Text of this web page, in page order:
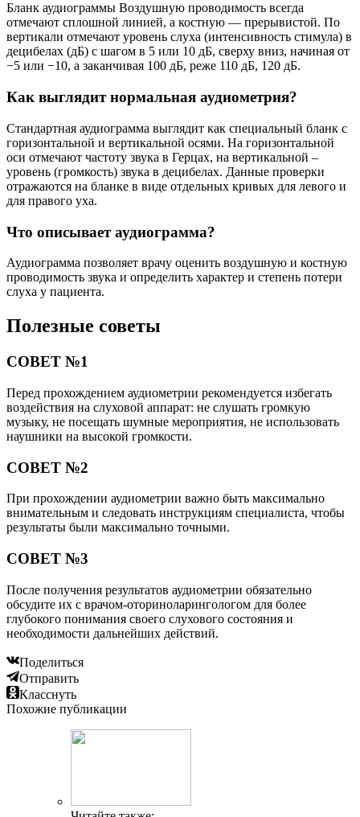
Бланк аудиограммы Воздушную проводимость всегда
отмечают сплошной линией, а костную — прерывистой. По
вертикали отмечают уровень слуха (интенсивность стимула) в
децибелах (дБ) с шагом в 5 или 10 дБ, сверху вниз, начиная от
−5 или −10, а заканчивая 100 дБ, реже 110 дБ, 120 дБ.
Как выглядит нормальная аудиометрия?
Стандартная аудиограмма выглядит как специальный бланк с
горизонтальной и вертикальной осями. На горизонтальной
оси отмечают частоту звука в Герцах, на вертикальной –
уровень (громкость) звука в децибелах. Данные проверки
отражаются на бланке в виде отдельных кривых для левого и
для правого уха.
Что описывает аудиограмма?
Аудиограмма позволяет врачу оценить воздушную и костную
проводимость звука и определить характер и степень потери
слуха у пациента.
Полезные советы
СОВЕТ №1
Перед прохождением аудиометрии рекомендуется избегать
воздействия на слуховой аппарат: не слушать громкую
музыку, не посещать шумные мероприятия, не использовать
наушники на высокой громкости.
СОВЕТ №2
При прохождении аудиометрии важно быть максимально
внимательным и следовать инструкциям специалиста, чтобы
результаты были максимально точными.
СОВЕТ №3
После получения результатов аудиометрии обязательно
обсудите их с врачом-оториноларингологом для более
глубокого понимания своего слухового состояния и
необходимости дальнейших действий.
Поделиться
Отправить
Класснуть
Похожие публикации